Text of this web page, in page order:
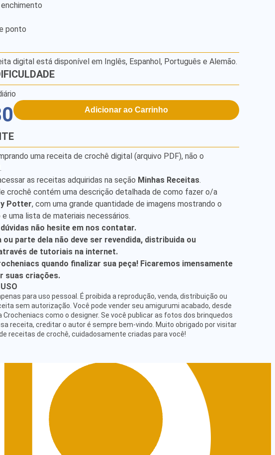
ponto
digital está disponível em Inglês, Espanhol, Português e Alemão.
Adicionar ao Carrinho
uma receita de crochê digital (arquivo PDF), não o
as receitas adquiridas na seção Minhas Receitas.
crochê contém uma descrição detalhada de como fazer o/a
Potter, com uma grande quantidade de imagens mostrando o
e uma lista de materiais necessários.
dúvidas não hesite em nos contatar.
ou parte dela não deve ser revendida, distribuida ou
de tutoriais na internet.
quando finalizar sua peça! Ficaremos imensamente
suas criações.
para uso pessoal. É proibida a reprodução, venda, distribuição ou
sem autorização. Você pode vender seu amigurumi acabado, desde
Crocheniacs como o designer. Se você publicar as fotos dos brinquedos
receita, creditar o autor é sempre bem-vindo. Muito obrigado por visitar
receitas de crochê, cuidadosamente criadas para você!
INFORMAÇÕES RELEVANTES
Política de Devolução
Política de Privacidade
Termos e Condições
Políticas de Envio
CNPJ 50.429.541/0001-08